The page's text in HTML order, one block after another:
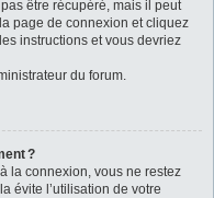
être récupéré, mais il peut
page de connexion et cliquez
instructions et vous devriez
du forum.
?
la connexion, vous ne restez
évite l’utilisation de votre